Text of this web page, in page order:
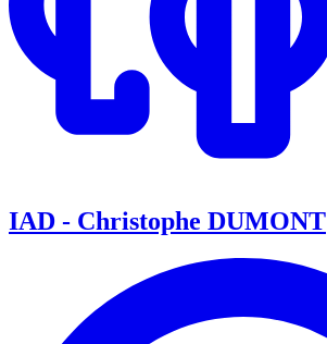
IAD - Christophe DUMONT